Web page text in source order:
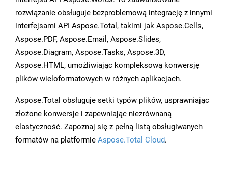
rozwiązanie obsługuje bezproblemową integrację z innymi
interfejsami API Aspose.Total, takimi jak Aspose.Cells,
Aspose.PDF, Aspose.Email, Aspose.Slides,
Aspose.Diagram, Aspose.Tasks, Aspose.3D,
Aspose.HTML, umożliwiając kompleksową konwersję
plików wieloformatowych w różnych aplikacjach.
Aspose.Total obsługuje setki typów plików, usprawniając
złożone konwersje i zapewniając niezrównaną
elastyczność. Zapoznaj się z pełną listą obsługiwanych
formatów na platformie Aspose.Total Cloud.